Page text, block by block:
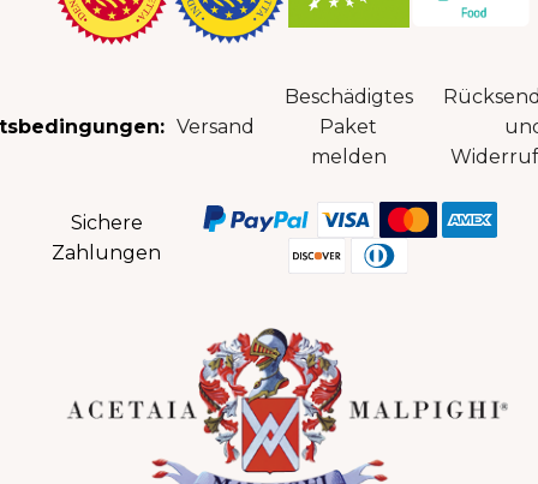
Versand
Beschädigtes
Paket
melden
Sichere
Zahlungen